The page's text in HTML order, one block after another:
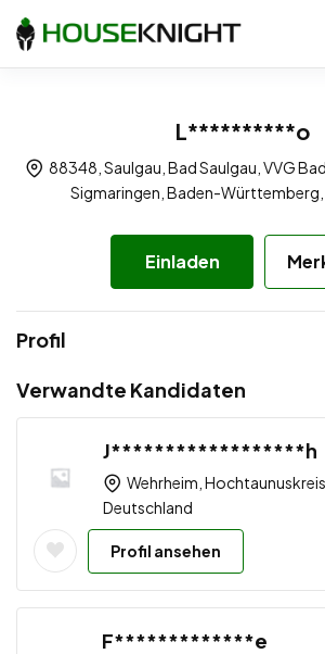
L**********o
88348, Saulgau, Bad Saulgau, VVG
Sigmaringen, Baden-
Einladen
Profil
Verwandte Kandidaten
J******************h
Wehrheim,
Deutschland
Profil ansehen
F*************e